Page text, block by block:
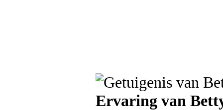
Ervaring van